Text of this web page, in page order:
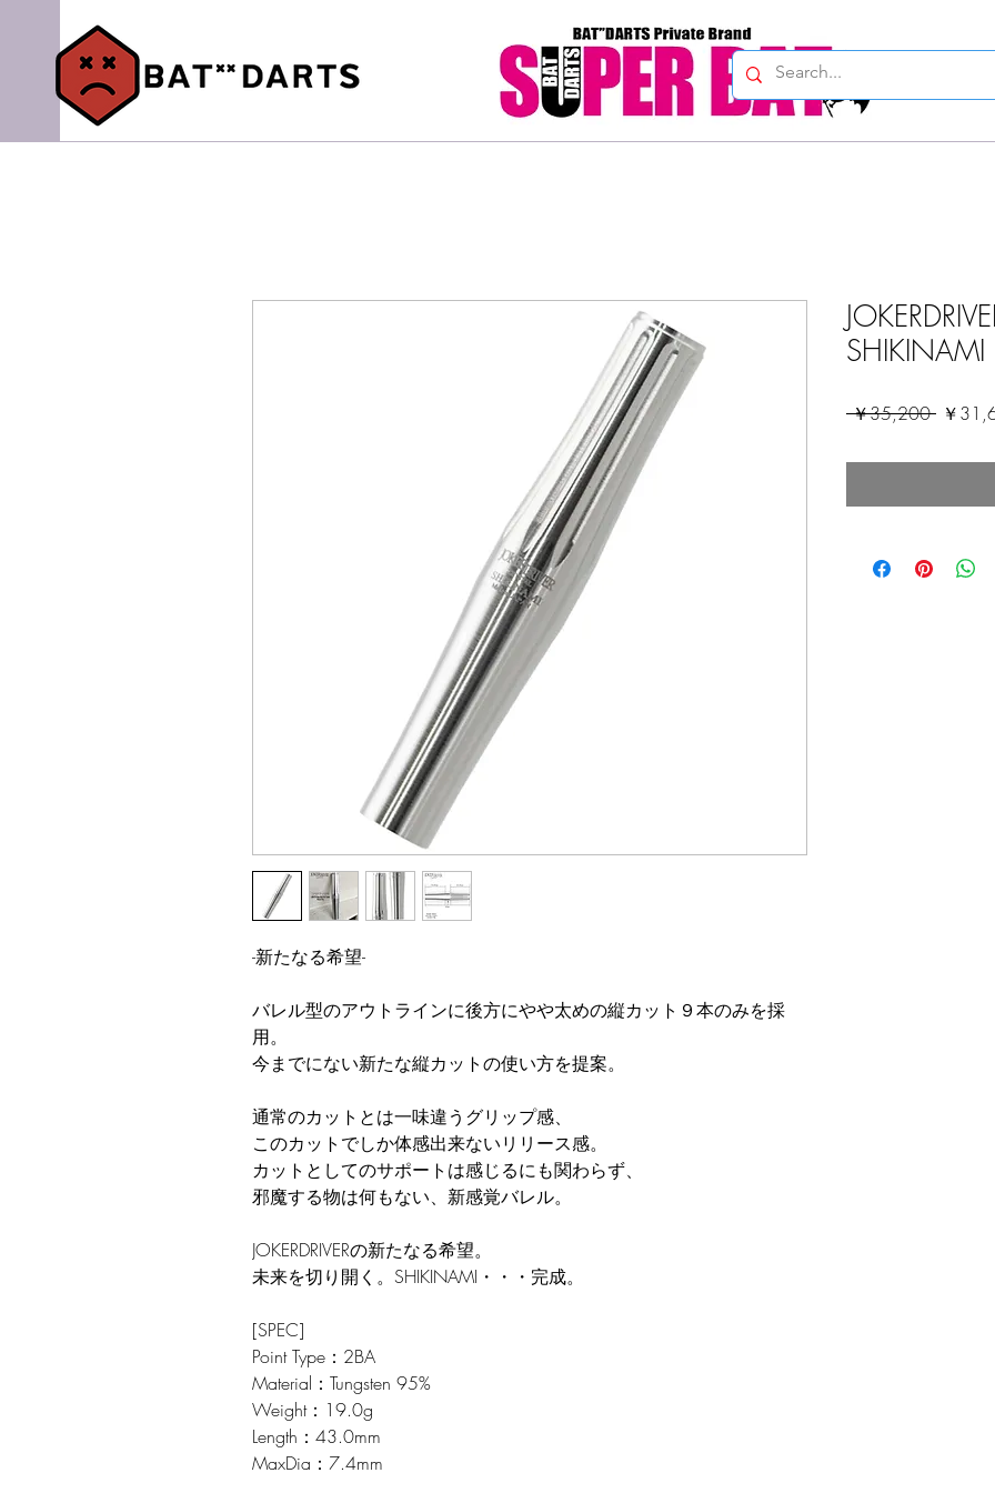
-新たなる希望-
バレル型のアウトラインに後方にやや太めの縦カット９本のみを採
用。
今までにない新たな縦カットの使い方を提案。
通常のカットとは一味違うグリップ感、
このカットでしか体感出来ないリリース感。
カットとしてのサポートは感じるにも関わらず、
邪魔する物は何もない、新感覚バレル。
JOKERDRIVERの新たなる希望。
未来を切り開く。SHIKINAMI・・・完成。
[SPEC]
Point Type：2BA
Material：Tungsten 95%
Weight：19.0g
Length：43.0mm
MaxDia：7.4mm
￥35,200 通
価
￥